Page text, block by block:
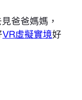
爸爸媽媽，
VR虛擬實境好